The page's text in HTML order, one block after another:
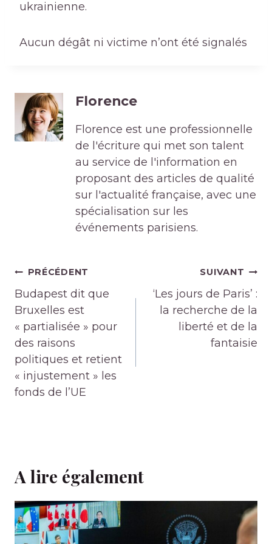
ukrainienne.
Aucun dégât ni victime n’ont été signalés
Florence
Florence est une professionnelle
de l'écriture qui met son talent
au service de l'information en
proposant des articles de qualité
sur l'actualité française, avec une
spécialisation sur les
événements parisiens.
Navigation
de
l’article
PRÉCÉDENT
Budapest dit que
Bruxelles est
« partialisée » pour
des raisons
politiques et retient
« injustement » les
fonds de l’UE
SUIVANT
‘Les jours de Paris’ :
la recherche de la
liberté et de la
fantaisie
A lire également